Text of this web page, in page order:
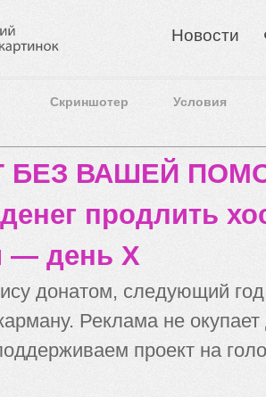
Новости
Скриншотер Условия
БЕЗ ВАШЕЙ
продлить
— день X
донатом, следующий
Реклама не
проект на